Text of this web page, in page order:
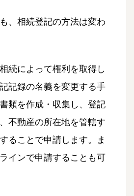
、相続登記の方法は変わ
続によって権利を取得し
記録の名義を変更する手
類を作成・収集し、登記
不動産の所在地を管轄す
ることで申請します。ま
インで申請することも可